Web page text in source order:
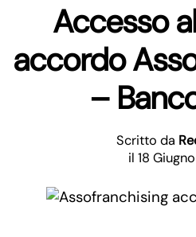
Accesso
accordo
–
Scritto da
il 18